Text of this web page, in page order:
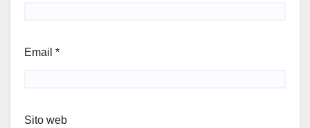
Email *
Sito web